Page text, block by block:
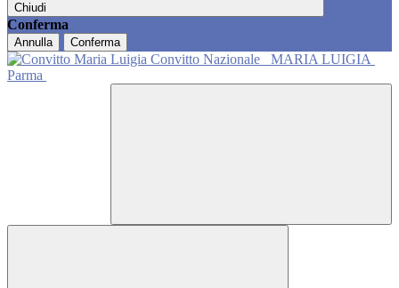
Chiudi
Conferma
Annulla Conferma
Convitto Nazionale
MARIA LUIGIA
Parma